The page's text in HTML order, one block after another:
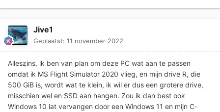
Jive1
Geplaatst: 11 november 2022
Alleszins, ik ben van plan om deze PC wat aan te passen
omdat ik MS Flight Simulator 2020 vlieg, en mijn drive R, die
500 GiB is, wordt wat te klein, ik wil er dus een grotere drive,
misschien wel en SSD aan hangen. Zou ik dan best ook
Windows 10 lat vervangen door een Windows 11 en mijn C-